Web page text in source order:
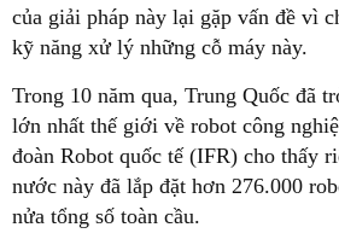
của giải pháp này lại gặp vấn đề vì
kỹ năng xử lý những cỗ máy này.
Trong 10 năm qua, Trung Quốc đã
lớn nhất thế giới về robot công
đoàn Robot quốc tế (IFR) cho thấy
nước này đã lắp đặt hơn 276.000
nửa tổng số toàn cầu.